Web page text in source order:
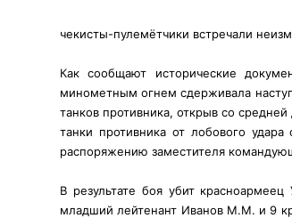
чекисты-пулемётчики встречали
Как сообщают исторические
минометным огнем сдерживала
танков противника, открыв со
танки противника от лобового
распоряжению заместителя
В результате боя убит
младший лейтенант Иванов М.М. и 9